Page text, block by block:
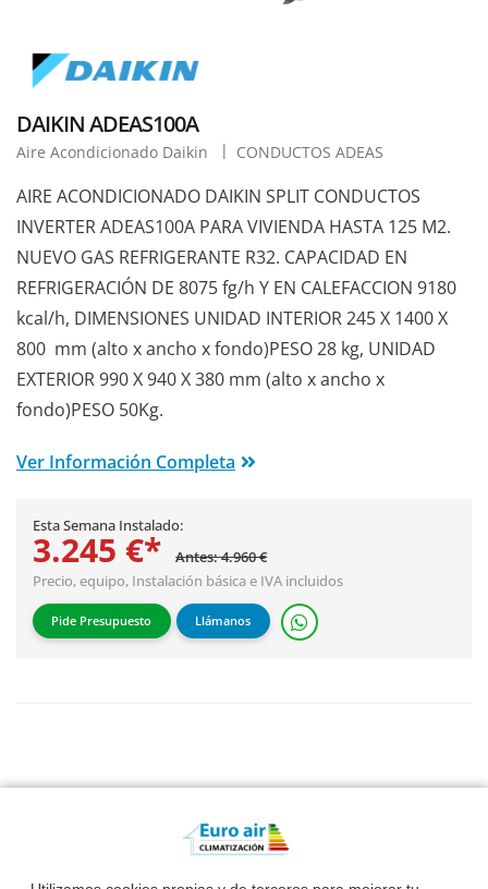
DAIKIN ADEAS100A
Aire Acondicionado Daikin CONDUCTOS ADEAS
AIRE ACONDICIONADO DAIKIN SPLIT CONDUCTOS
INVERTER ADEAS100A PARA VIVIENDA HASTA 125 M2.
NUEVO GAS REFRIGERANTE R32. CAPACIDAD EN
REFRIGERACIÓN DE 8075 fg/h Y EN CALEFACCION 9180
kcal/h, DIMENSIONES UNIDAD INTERIOR 245 X 1400 X
800 mm (alto x ancho x fondo)PESO 28 kg, UNIDAD
EXTERIOR 990 X 940 X 380 mm (alto x ancho x
fondo)PESO 50Kg.
Ver Información Completa
Esta Semana Instalado:
3.245 €*
Antes: 4.960 €
Precio, equipo, Instalación básicae IVA incluidos
Pide Presupuesto Llámanos